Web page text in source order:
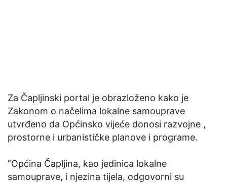
Za Čapljinski portal je obrazloženo kako je
Zakonom o načelima lokalne samouprave
utvrđeno da Općinsko vijeće donosi razvojne ,
prostorne i urbanističke planove i programe.
”Općina Čapljina, kao jedinica lokalne
samouprave, i njezina tijela, odgovorni su